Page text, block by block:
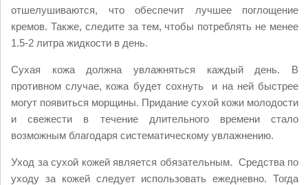
отшелушиваются, что обеспечит лучшее поглощение
кремов. Также, следите за тем, чтобы потреблять не менее
1.5-2 литра жидкости в день.
Сухая кожа должна увлажняться каждый день. В
противном случае, кожа будет сохнуть и на ней быстрее
могут появиться морщины. Придание сухой кожи молодости
и свежести в течение длительного времени стало
возможным благодаря систематическому увлажнению.
Уход за сухой кожей является обязательным. Средства по
уходу за кожей следует использовать ежедневно. Тогда